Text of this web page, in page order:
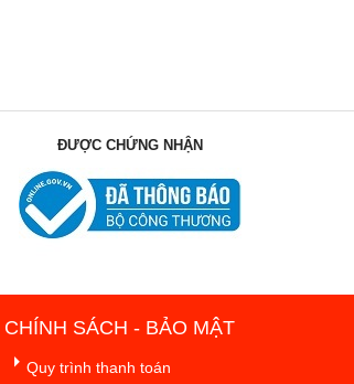
ĐƯỢC CHỨNG NHẬN
CHÍNH SÁCH - BẢO MẬT
Quy trình thanh toán